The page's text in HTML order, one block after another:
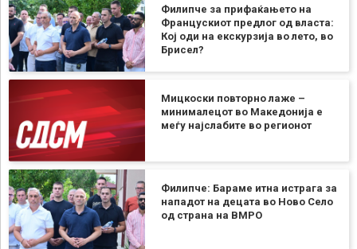
Филипче за прифаќањето на
Францускиот предлог од власта:
Кој оди на екскурзија во лето, во
Брисел?
Мицкоски повторно лаже –
минималецот во Македонија е
меѓу најслабите во регионот
Филипче: Бараме итна истрага за
нападот на децата во Ново Село
од страна на ВМРО